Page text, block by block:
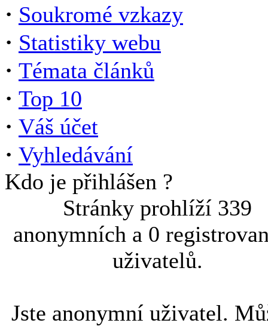
· Soukromé vzkazy
· Statistiky webu
· Témata článků
· Top 10
· Váš účet
· Vyhledávání
Kdo je přihlášen ?
Stránky prohlíží 339
anonymních a 0
uživatelů.
Jste anonymní uživatel.